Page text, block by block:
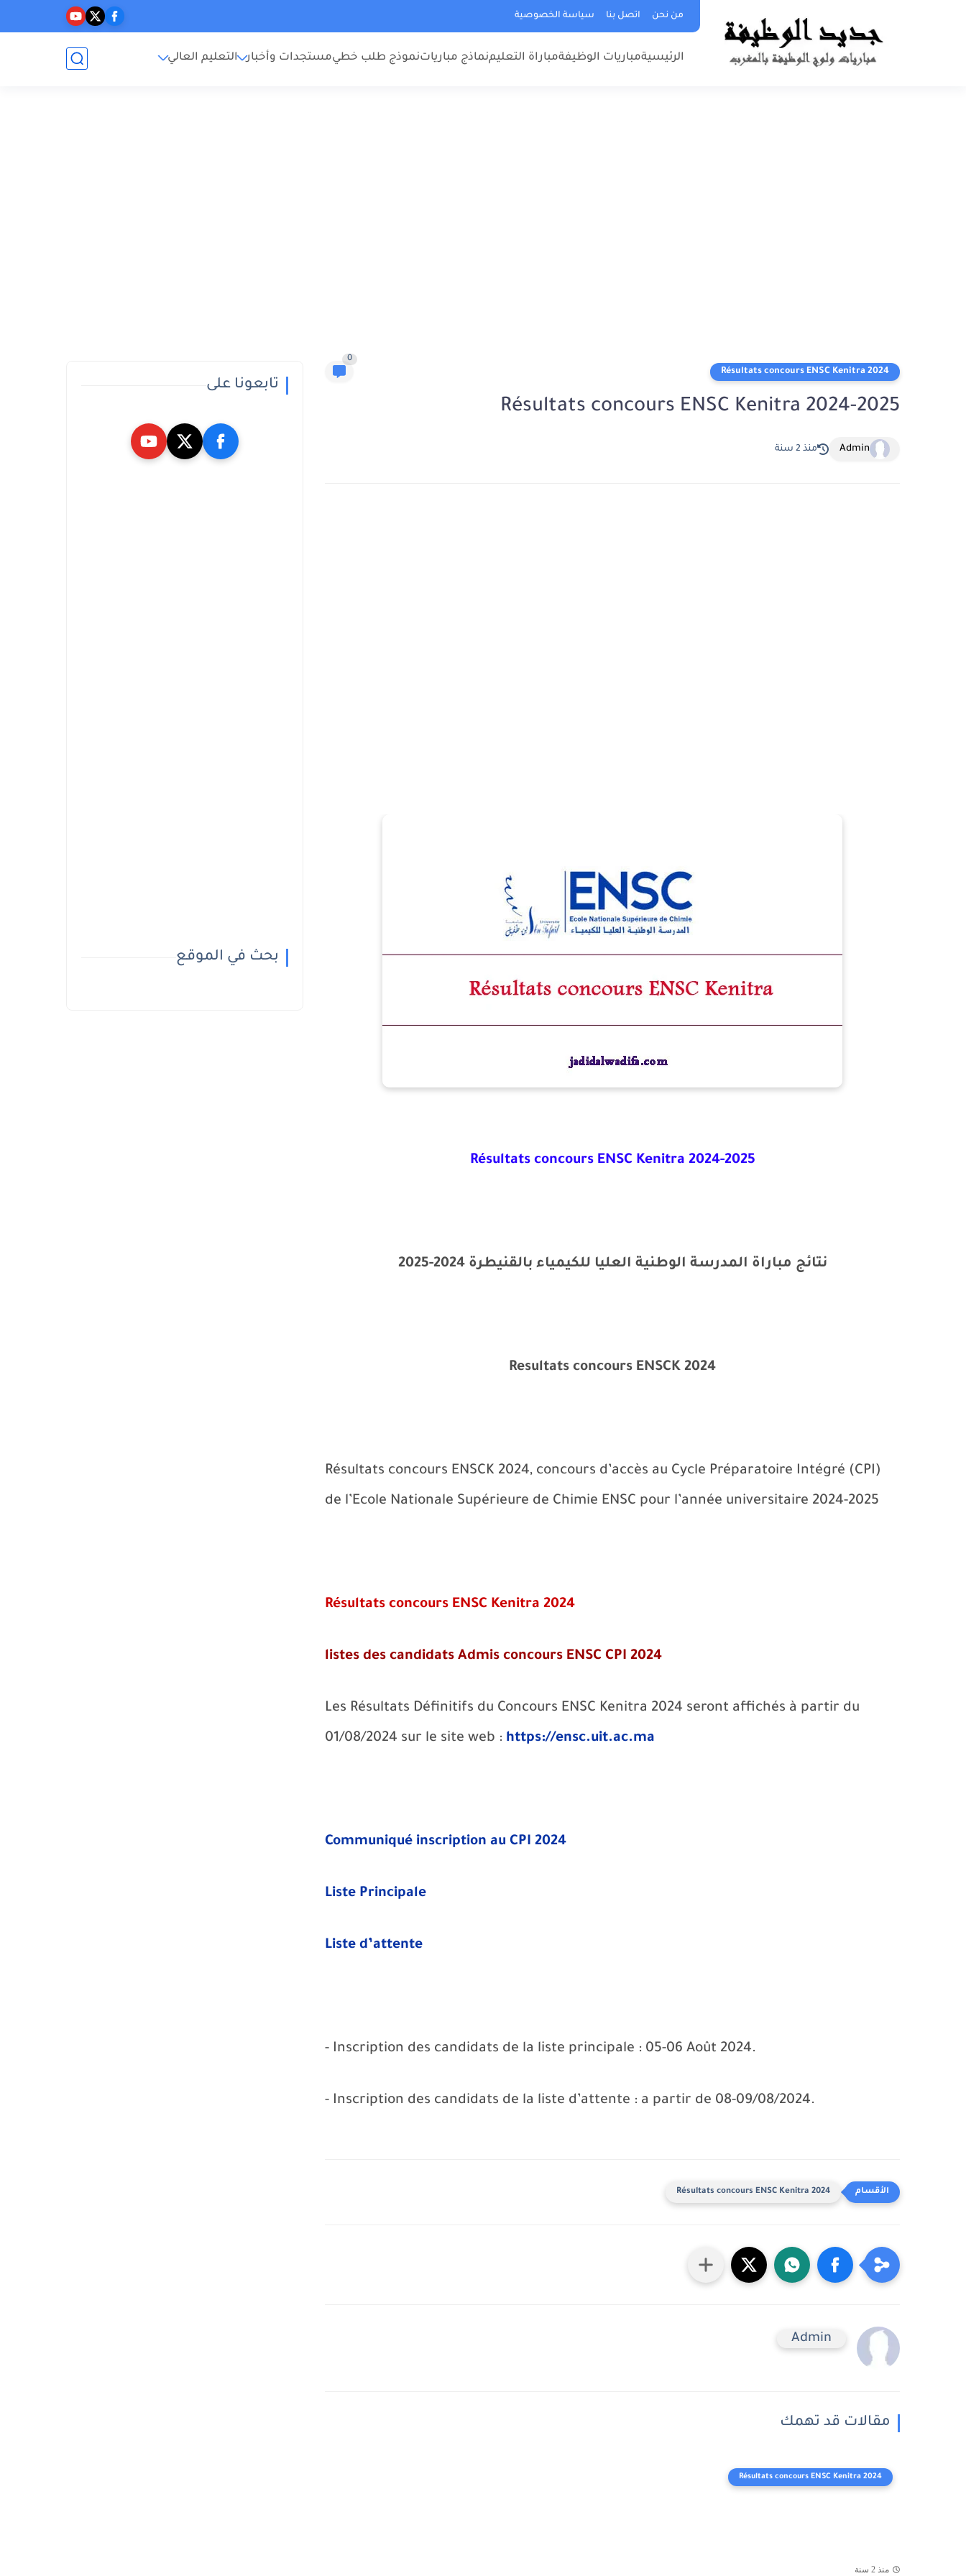
من نحن اتصل بنا سياسة الخصوصية
الرئيسيةمباريات الوظيفةمباراة التعليمنماذج مبارياتنموذج طلب خطيمستجدات وأخبار التعليم العالي
Résultats concours ENSC Kenitra 2024
0
Résultats concours ENSC Kenitra 2024-2025
Admin منذ 2 سنة
Résultats concours ENSC Kenitra 2024-2025
نتائج مباراة المدرسة الوطنية العليا للكيمياء بالقنيطرة 2024-2025
Resultats concours ENSCK 2024
Résultats concours ENSCK 2024, concours d’accès au Cycle Préparatoire Intégré (CPI)
de l’Ecole Nationale Supérieure de Chimie ENSC pour l’année universitaire 2024-2025
Résultats concours ENSC Kenitra 2024
listes des candidats Admis concours ENSC CPI 2024
Les Résultats Définitifs du Concours ENSC Kenitra 2024 seront affichés à partir du
01/08/2024 sur le site web : https://ensc.uit.ac.ma
Communiqué inscription au CPI 2024
Liste Principale
Liste d’attente
- Inscription des candidats de la liste principale : 05-06 Août 2024.
- Inscription des candidats de la liste d’attente : a partir de 08-09/08/2024.
Résultats concours ENSC Kenitra 2024
Admin
مقالات قد تهمك
Résultats concours ENSC Kenitra 2024
منذ 2 سنة
تابعونا على
بحث في الموقع